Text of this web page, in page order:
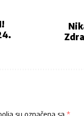
su označena sa *